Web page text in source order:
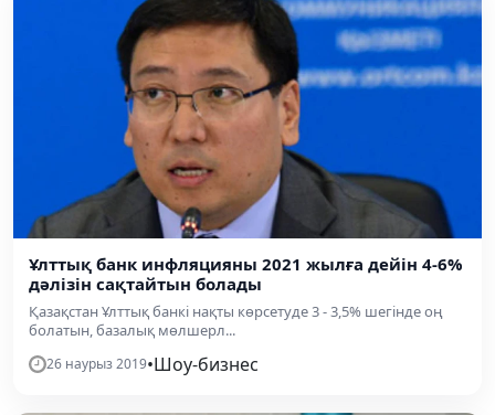
Ұлттық банк инфляцияны 2021 жылға дейін 4-6%
дәлізін сақтайтын болады
Қазақстан Ұлттық банкі нақты көрсетуде 3 - 3,5% шегінде оң
болатын, базалық мөлшерл...
26 наурыз 2019•Шоу-бизнес